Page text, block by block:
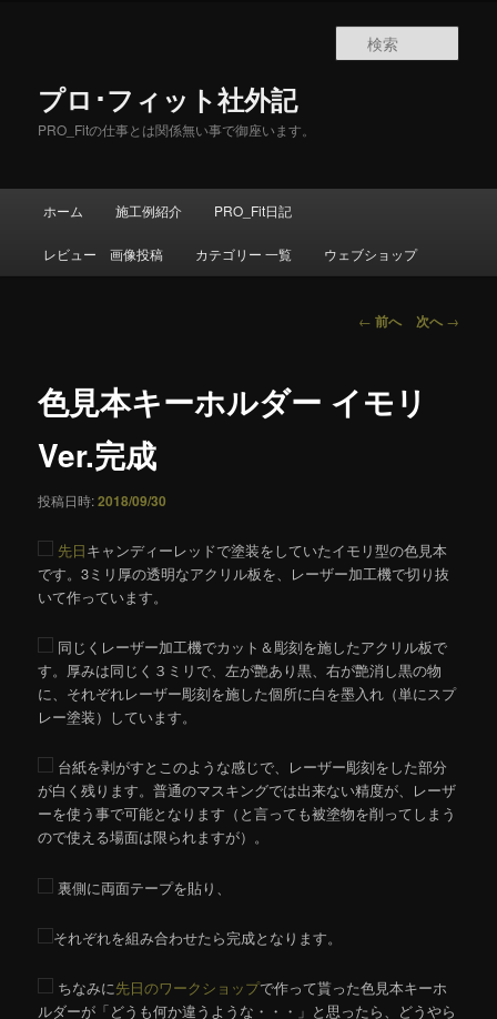
プロ･フィット社外記
PRO_Fitの仕事とは関係無い事で御座います。
索
ホーム 施工例紹介 PRO_Fit日記
レビュー 画像投稿 カテゴリー 一覧 ウェブショップ
投
ビ
ゲ
← 前へ 次へ →
色見本キーホルダー イモリ
Ver.完成
投稿日時:2018/09/30
先日キャンディーレッドで塗装をしていたイモリ型の色見本
です。3ミリ厚の透明なアクリル板を、レーザー加工機で切り抜
いて作っています。
同じくレーザー加工機でカット＆彫刻を施したアクリル板で
す。厚みは同じく３ミリで、左が艶あり黒、右が艶消し黒の物
に、それぞれレーザー彫刻を施した個所に白を墨入れ（単にスプ
レー塗装）しています。
台紙を剥がすとこのような感じで、レーザー彫刻をした部分
が白く残ります。普通のマスキングでは出来ない精度が、レーザ
ーを使う事で可能となります（と言っても被塗物を削ってしまう
ので使える場面は限られますが）。
裏側に両面テープを貼り、
それぞれを組み合わせたら完成となります。
ちなみに先日のワークショップで作って貰った色見本キーホ
ルダーが「どうも何か違うような・・・」と思ったら、どうやら